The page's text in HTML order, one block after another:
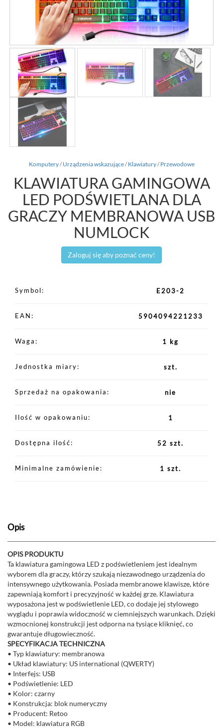
Komputery/Urządzenia wskazujące/Klawiatury/Przewodowe
KLAWIATURA GAMINGOWA
LED PODŚWIETLANA DLA
GRACZY MEMBRANOWA USB
NUMLOCK
Zaloguj się aby poznać ceny!
Symbol E203-2
EAN 5904094221233
Waga 1 kg
Jednostka miary szt.
Sprzedaż na opakowania nie
Ilość w opakowaniu 1
Dostępna ilość 52 szt.
Minimalne zamówienie 1 szt.
Opis
OPIS PRODUKTU
Ta klawiatura gamingowa LED z podświetleniem jest idealnym
wyborem dla graczy, którzy szukają niezawodnego urządzenia do
intensywnego użytkowania. Posiada membranowe klawisze, które
zapewniają komfort i precyzyjność w każdej grze. Klawiatura
wyposażona jest w podświetlenie LED, co dodaje jej stylowego
wyglądu i poprawia widoczność w ciemniejszych warunkach. Dzięki
wzmocnionej konstrukcji jest odporna na tysiące kliknięć, co
gwarantuje długowieczność.
SPECYFIKACJA TECHNICZNA
• Typ klawiatury: membranowa
• Układ klawiatury: US international (QWERTY)
• Interfejs: USB
• Podświetlenie: LED
• Kolor: czarny
• Konstrukcja: blok numeryczny
• Producent: Retoo
• Model: klawiatura RGB